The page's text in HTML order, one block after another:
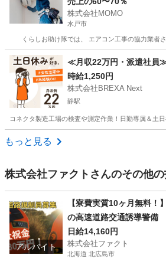
株式会社MOMO
水戸市
くらしお助け隊では、 エアコン工事の協力業者さ
茨城 水戸市 その他 出来高制
≪月収22万円・派遣社員
時給1,250円
株式会社BREXA Next
静駅
コネクタ製造工場の検査や測定作業！日勤専属＆
茨城 常陸大宮市
もっと見る
株式会社ファクト さんのその他の
アルバイト
【寮費実質10ヶ月無料！
の高速道路交通誘導警備
日給14,160円
株式会社ファクト
北海道 北広島市